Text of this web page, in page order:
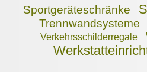
Sportgeräteschränke
Trennwandsysteme
Verkehrsschilderregale